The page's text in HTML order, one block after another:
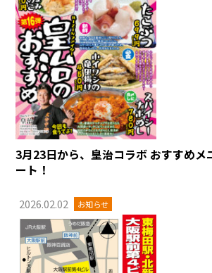
3月23日から、皇治コラボ おすすめメ
ート！
2026.02.02 お知らせ